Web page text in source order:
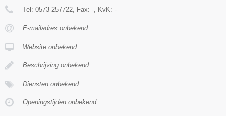
Tel: 0573-257722 , Fax: - , KvK: -
E-mailadres onbekend
Website onbekend
Beschrijving onbekend
Diensten onbekend
Openingstijden onbekend